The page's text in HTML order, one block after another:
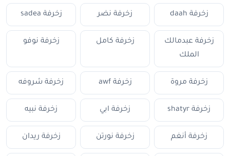
زخرفة daah زخرفة نضر زخرفة sadea
زخرفة عبدمالك
الملك
زخرفة كامل زخرفة نوفو
زخرفة مروة زخرفة awf زخرفة شروفه
زخرفة shatyr زخرفة ابي زخرفة نبيه
زخرفة أنغم زخرفة نورتن زخرفة ريدان